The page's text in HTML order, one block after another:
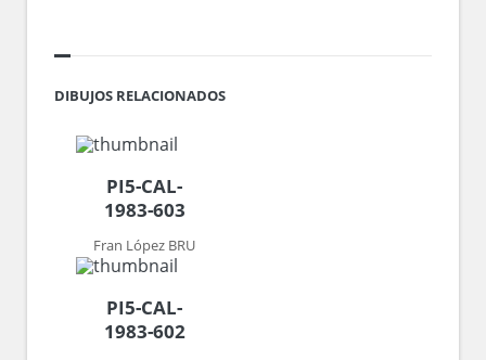
DIBUJOS RELACIONADOS
PI5-CAL-
1983-603
Fran López BRU
PI5-CAL-
1983-602